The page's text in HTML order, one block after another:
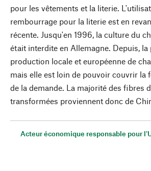
pour les vêtements et la literie.
rembourrage pour la literie est en
récente. Jusqu'en 1996, la culture du
était interdite en Allemagne. Depuis, la
production locale et européenne de
mais elle est loin de pouvoir couvrir la
de la demande. La majorité des fibres
transformées proviennent donc de
Acteur économique responsable pour